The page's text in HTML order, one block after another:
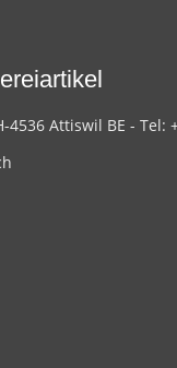
Attiswil BE - Tel: